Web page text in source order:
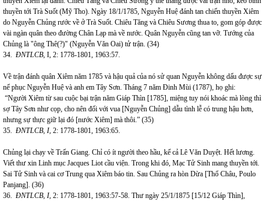
thuyền tới Trà Suốt (Mỹ Tho). Ngày 18/1/1785, Nguyễn Huệ đánh tan chiến thuyền Xiêm
do Nguyễn Chủng rước về ở Trà Suốt. Chiêu Tăng và Chiêu Sương thua to, gom góp được
vài ngàn quân theo đường Chân Lạp mà về nước. Quân Nguyễn cũng tan vỡ. Tướng của
Chủng là "ông Thê(?)" (Nguyễn Văn Oai) tử trận. (34)
34. ĐNTLCB, I, 2: 1778-1801, 1963:57.
Về trận đánh quân Xiêm năm 1785 và hậu quả của nó sử quan Nguyễn không dấu được sự
nể phục Nguyễn Huệ và anh em Tây Sơn. Tháng 7 năm Đinh Mùi (1787), họ ghi:
“Người Xiêm từ sau cuộc bại trận năm Giáp Thìn [1785], miệng tuy nói khoác mà lòng thì
sợ Tây Sơn như cọp, cho nên đối với vua [Nguyễn Chủng] dẫu tình lễ có trung hậu hơn,
nhưng sự thực giữ lại đó [nước Xiêm] mà thôi.” (35)
35. ĐNTLCB, I, 2: 1778-1801, 1963:65.
Chủng lại chạy về Trấn Giang. Chỉ có ít người theo hầu, kể cả Lê Văn Duyệt. Hết lương.
Viết thư xin Linh mục Jacques Liot cầu viện. Trong khi đó, Mạc Tử Sinh mang thuyền tới.
Sai Tử Sinh và cai cơ Trung qua Xiêm báo tin. Sau Chủng ra hòn Dừa [Thổ Châu, Poulo
Panjang]. (36)
36. ĐNTLCB, I, 2: 1778-1801, 1963:57-58. Thư ngày 25/1/1875 [15/12 Giáp Thìn],